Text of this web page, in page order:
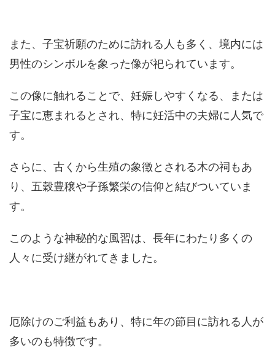
また、子宝祈願のために訪れる人も多く、境内には
男性のシンボルを象った像が祀られています。
この像に触れることで、妊娠しやすくなる、または
子宝に恵まれるとされ、特に妊活中の夫婦に人気で
す。
さらに、古くから生殖の象徴とされる木の祠もあ
り、五穀豊穣や子孫繁栄の信仰と結びついていま
す。
このような神秘的な風習は、長年にわたり多くの
人々に受け継がれてきました。
厄除けのご利益もあり、特に年の節目に訪れる人が
多いのも特徴です。